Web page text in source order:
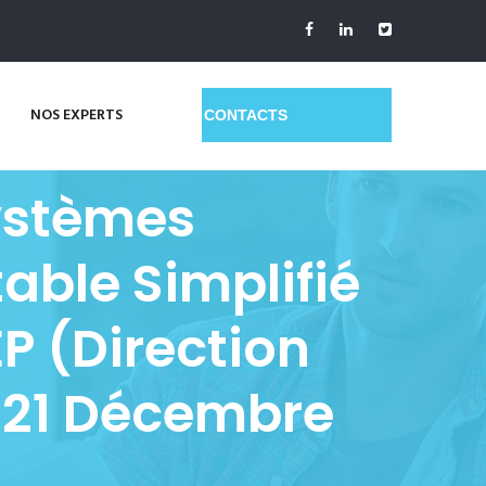
NOS EXPERTS GET A QUOTE
Simplifié
(Direction
Décembre